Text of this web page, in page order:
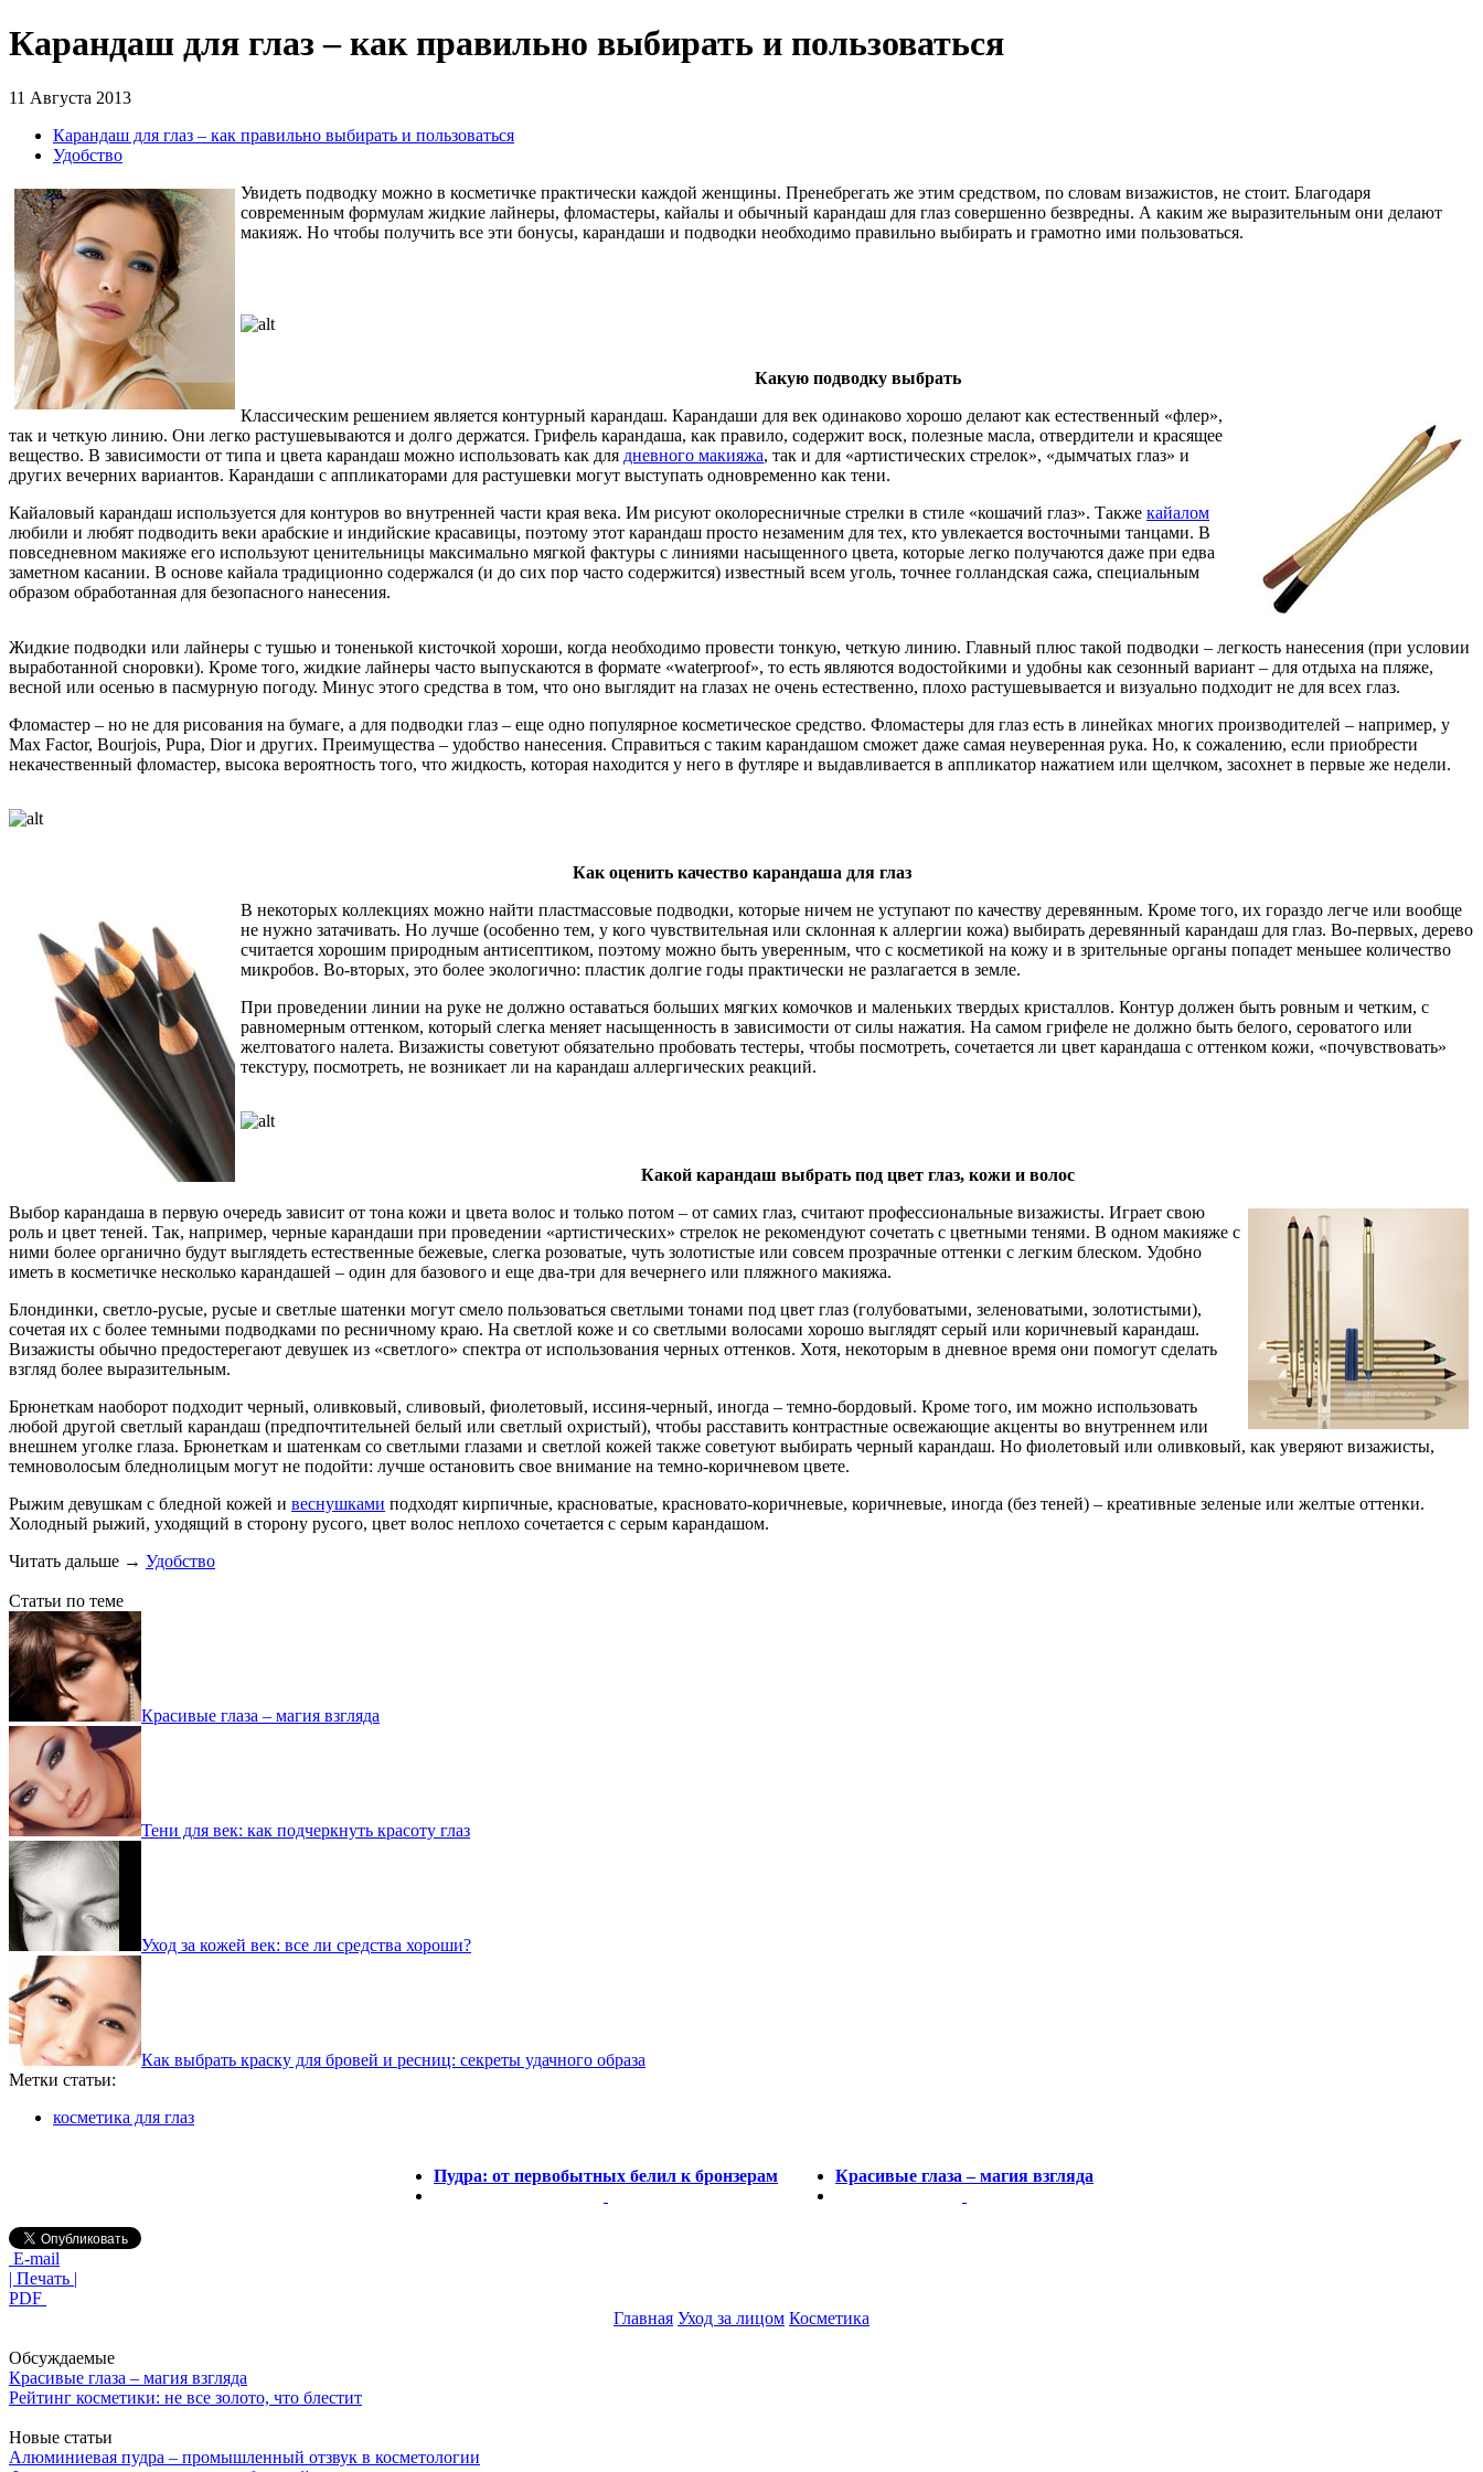
Карандаш для глаз – как правильно выбирать и пользоваться
11 Августа 2013
Карандаш для глаз – как правильно выбирать и пользоваться
Удобство
Увидеть подводку можно в косметичке практически каждой женщины. Пренебрегать же этим средством, по словам визажистов, не стоит. Благодаря
современным формулам жидкие лайнеры, фломастеры, кайалы и обычный карандаш для глаз совершенно безвредны. А каким же выразительным они делают
макияж. Но чтобы получить все эти бонусы, карандаши и подводки необходимо правильно выбирать и грамотно ими пользоваться.
Какую подводку выбрать
Классическим решением является контурный карандаш. Карандаши для век одинаково хорошо делают как естественный «флер»,
так и четкую линию. Они легко растушевываются и долго держатся. Грифель карандаша, как правило, содержит воск, полезные масла, отвердители и красящее
вещество. В зависимости от типа и цвета карандаш можно использовать как для дневного макияжа, так и для «артистических стрелок», «дымчатых глаз» и
других вечерних вариантов. Карандаши с аппликаторами для растушевки могут выступать одновременно как тени.
Кайаловый карандаш используется для контуров во внутренней части края века. Им рисуют околоресничные стрелки в стиле «кошачий глаз». Также кайалом
любили и любят подводить веки арабские и индийские красавицы, поэтому этот карандаш просто незаменим для тех, кто увлекается восточными танцами. В
повседневном макияже его используют ценительницы максимально мягкой фактуры с линиями насыщенного цвета, которые легко получаются даже при едва
заметном касании. В основе кайала традиционно содержался (и до сих пор часто содержится) известный всем уголь, точнее голландская сажа, специальным
образом обработанная для безопасного нанесения.
Жидкие подводки или лайнеры с тушью и тоненькой кисточкой хороши, когда необходимо провести тонкую, четкую линию. Главный плюс такой подводки – легкость нанесения (при условии
выработанной сноровки). Кроме того, жидкие лайнеры часто выпускаются в формате «waterproof», то есть являются водостойкими и удобны как сезонный вариант – для отдыха на пляже,
весной или осенью в пасмурную погоду. Минус этого средства в том, что оно выглядит на глазах не очень естественно, плохо растушевывается и визуально подходит не для всех глаз.
Фломастер – но не для рисования на бумаге, а для подводки глаз – еще одно популярное косметическое средство. Фломастеры для глаз есть в линейках многих производителей – например, у
Max Factor, Bourjois, Pupa, Dior и других. Преимущества – удобство нанесения. Справиться с таким карандашом сможет даже самая неуверенная рука. Но, к сожалению, если приобрести
некачественный фломастер, высока вероятность того, что жидкость, которая находится у него в футляре и выдавливается в аппликатор нажатием или щелчком, засохнет в первые же недели.
Как оценить качество карандаша для глаз
В некоторых коллекциях можно найти пластмассовые подводки, которые ничем не уступают по качеству деревянным. Кроме того, их гораздо легче или вообще
не нужно затачивать. Но лучше (особенно тем, у кого чувствительная или склонная к аллергии кожа) выбирать деревянный карандаш для глаз. Во-первых, дерево
считается хорошим природным антисептиком, поэтому можно быть уверенным, что с косметикой на кожу и в зрительные органы попадет меньшее количество
микробов. Во-вторых, это более экологично: пластик долгие годы практически не разлагается в земле.
При проведении линии на руке не должно оставаться больших мягких комочков и маленьких твердых кристаллов. Контур должен быть ровным и четким, с
равномерным оттенком, который слегка меняет насыщенность в зависимости от силы нажатия. На самом грифеле не должно быть белого, сероватого или
желтоватого налета. Визажисты советуют обязательно пробовать тестеры, чтобы посмотреть, сочетается ли цвет карандаша с оттенком кожи, «почувствовать»
текстуру, посмотреть, не возникает ли на карандаш аллергических реакций.
Какой карандаш выбрать под цвет глаз, кожи и волос
Выбор карандаша в первую очередь зависит от тона кожи и цвета волос и только потом – от самих глаз, считают профессиональные визажисты. Играет свою
роль и цвет теней. Так, например, черные карандаши при проведении «артистических» стрелок не рекомендуют сочетать с цветными тенями. В одном макияже с
ними более органично будут выглядеть естественные бежевые, слегка розоватые, чуть золотистые или совсем прозрачные оттенки с легким блеском. Удобно
иметь в косметичке несколько карандашей – один для базового и еще два-три для вечернего или пляжного макияжа.
Блондинки, светло-русые, русые и светлые шатенки могут смело пользоваться светлыми тонами под цвет глаз (голубоватыми, зеленоватыми, золотистыми),
сочетая их с более темными подводками по ресничному краю. На светлой коже и со светлыми волосами хорошо выглядят серый или коричневый карандаш.
Визажисты обычно предостерегают девушек из «светлого» спектра от использования черных оттенков. Хотя, некоторым в дневное время они помогут сделать
взгляд более выразительным.
Брюнеткам наоборот подходит черный, оливковый, сливовый, фиолетовый, иссиня-черный, иногда – темно-бордовый. Кроме того, им можно использовать
любой другой светлый карандаш (предпочтительней белый или светлый охристый), чтобы расставить контрастные освежающие акценты во внутреннем или
внешнем уголке глаза. Брюнеткам и шатенкам со светлыми глазами и светлой кожей также советуют выбирать черный карандаш. Но фиолетовый или оливковый, как уверяют визажисты,
темноволосым бледнолицым могут не подойти: лучше остановить свое внимание на темно-коричневом цвете.
Рыжим девушкам с бледной кожей и веснушками подходят кирпичные, красноватые, красновато-коричневые, коричневые, иногда (без теней) – креативные зеленые или желтые оттенки.
Холодный рыжий, уходящий в сторону русого, цвет волос неплохо сочетается с серым карандашом.
Читать дальше → Удобство
Статьи по теме
Красивые глаза – магия взгляда
Тени для век: как подчеркнуть красоту глаз
Уход за кожей век: все ли средства хороши?
Как выбрать краску для бровей и ресниц: секреты удачного образа
Метки статьи:
косметика для глаз
Пудра: от первобытных белил к бронзерам Красивые глаза – магия взгляда
E-mail
| Печать |
PDF
Главная Уход за лицом Косметика
Обсуждаемые
Красивые глаза – магия взгляда
Рейтинг косметики: не все золото, что блестит
Новые статьи
Алюминиевая пудра – промышленный отзвук в косметологии